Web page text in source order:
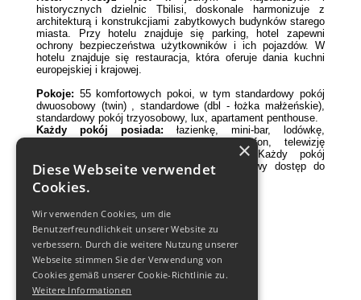
historycznych dzielnic Tbilisi, doskonale harmonizuje z
architekturą i konstrukcjiami zabytkowych budynków starego
miasta. Przy hotelu znajduje się parking, hotel zapewni
ochrony bezpieczeństwa użytkowników i ich pojazdów. W
hotelu znajduje się restauracja, która oferuje dania kuchni
europejskiej i krajowej.
Pokoje: 55 komfortowych pokoi, w tym standardowy pokój
dwuosobowy (twin) , standardowe (dbl - łożka małżeńskie),
standardowy pokój trzyosobowy, lux, apartament penthouse.
Każdy pokój posiada: łazienkę, mini-bar, lodówkę,
klimatyzację, centralne ogrzewanie, telefon, telewizję
satelitarną, suszarkę do włosów, sejf. Każdy pokój
wyposażony jest w bezpłatny bezprzewodowy dostęp do
Internetu.
- Parking
- Sala konferencyjna
×
Diese Webseite verwendet
Cookies.
Wir verwenden Cookies, um die
Benutzerfreundlichkeit unserer Website zu
verbessern. Durch die weitere Nutzung unserer
Webseite stimmen Sie der Verwendung von
Cookies gemäß unserer Cookie-Richtlinie zu.
Weitere Informationen